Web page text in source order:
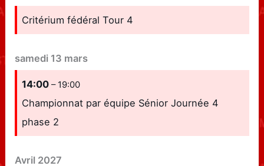
Critérium fédéral Tour 4
samedi 13 mars
14:00– 19:00
Championnat par équipe Sénior Journée 4
phase 2
Avril 2027